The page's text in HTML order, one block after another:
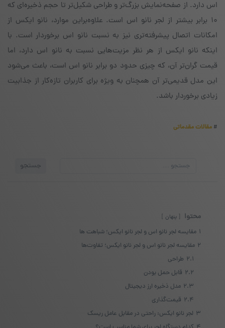
اس دارد. از صفحه‌نمایش بزرگ‌تر و طراحی شکیل‌تر تا حجم ذخیره‌ای که
۱۰ برابر بیشتر از لجر نانو اس است. علاوه‌براین موارد، نانو ایکس از
امکانات اتصال پیشرفته‌تری نیز به نسبت نانو اس برخوردار است. با
اینکه نانو ایکس از هر نظر مزیت‌هایی نسبت به نانو اس دارد، اما
قیمت گران‌تر آن، که چیزی حدود دو برابر نانو اس است، باعث می‌شود
این مدل قدیمی‌تر آن همچنان به ویژه برای کاربران تازه‌کار از جذابیت
زیادی برخوردار باشد.
# مقالات مقدماتی
جستجو
محتوا پنهان
1 مقایسه لجر نانو اس و لجر نانو ایکس؛ شباهت ها
2 مقایسه لجر نانو اس و لجر نانو ایکس؛ تفاوت‌ها
2.1 طراحی
2.2 قابل حمل بودن
2.3 مدل ذخیره ارز دیجیتال
2.4 قیمت‌گذاری
3 لجر نانو ایکس: راحتی در مقابل عامل ریسک